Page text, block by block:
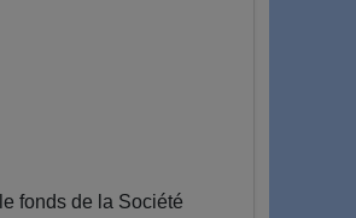
fonds de la Société